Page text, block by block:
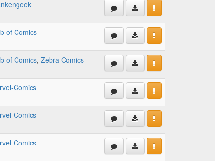
of Comics
of Comics, Zebra Comics
Comics
Comics
Comics